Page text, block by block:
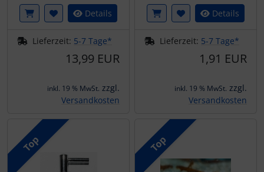
Details
Lieferzeit: 5-7 Tage*
13,99 EUR
inkl. 19 % MwSt. zzgl.
Versandkosten
Details
Lieferzeit: 5-7 Tage*
1,91 EUR
inkl. 19 % MwSt. zzgl.
Versandkosten
Top Top